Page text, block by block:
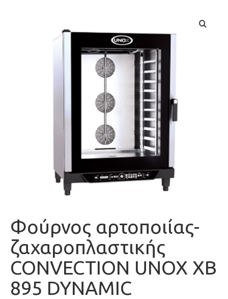
Φούρνος αρτοποιίας-
ζαχαροπλαστικής
CONVECTION UNOX XB
895 DYNAMIC